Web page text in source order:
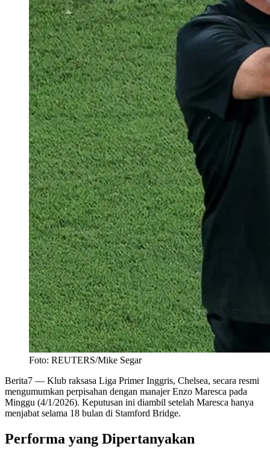
Foto: REUTERS/Mike Segar
Berita7 — Klub raksasa Liga Primer Inggris, Chelsea, secara resmi
mengumumkan perpisahan dengan manajer Enzo Maresca pada
Minggu (4/1/2026). Keputusan ini diambil setelah Maresca hanya
menjabat selama 18 bulan di Stamford Bridge.
Performa yang Dipertanyakan